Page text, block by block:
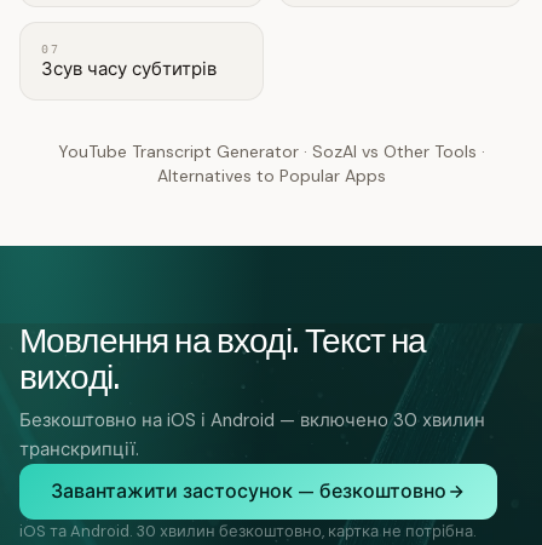
07
Зсув часу субтитрів
YouTube Transcript Generator· SozAI vs Other Tools ·
Alternatives to Popular Apps
Мовлення на вході. Текст на
виході.
Безкоштовно на iOS і Android — включено 30 хвилин
транскрипції.
Завантажити застосунок — безкоштовно
iOS та Android. 30 хвилин безкоштовно, картка не потрібна.